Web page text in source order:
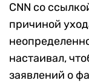
CNN со
причиной
настаивал,
заявлений о